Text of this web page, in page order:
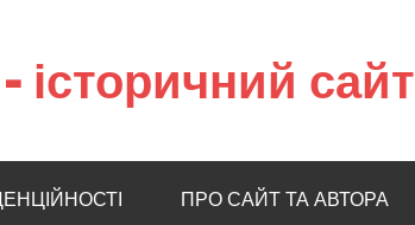
історичний сайт
ПРО САЙТ ТА АВТОРА